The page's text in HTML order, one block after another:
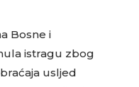
Bosne i
istragu zbog
usljed